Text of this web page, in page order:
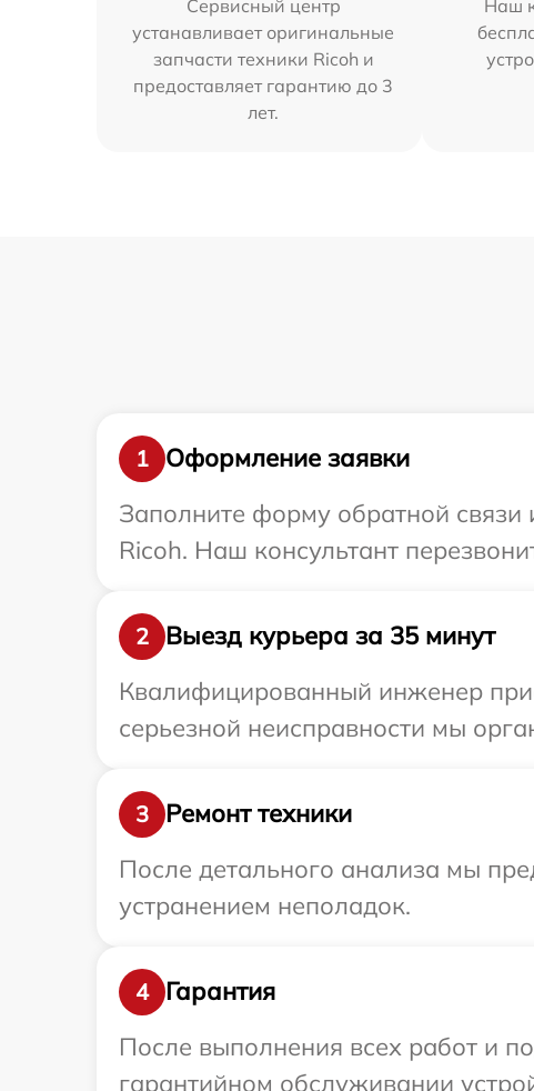
Сервисный центр
устанавливает оригинальные
запчасти техники Ricoh и
предоставляет гарантию до 3
лет.
Наш
1
Оформление заявки
Заполните форму обратной связи
Ricoh. Наш консультант
2
Выезд курьера за 35 минут
Квалифицированный инженер
серьезной неисправности мы
3
Ремонт техники
После детального анализа мы
устранением неполадок.
4
Гарантия
После выполнения всех работ и
гарантийном обслуживании